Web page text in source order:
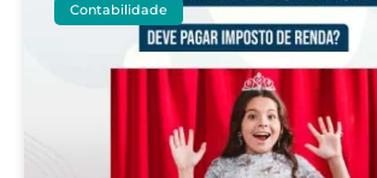
Contabilidade